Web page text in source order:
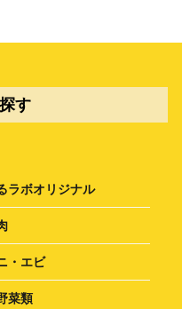
す
ラボオリジナル
・エビ
菜類